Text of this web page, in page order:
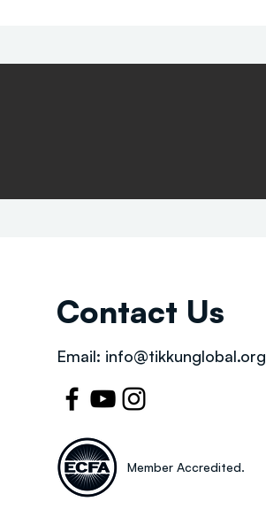
Contact Us
Email: info@tikkunglobal.org
Member Accredited.